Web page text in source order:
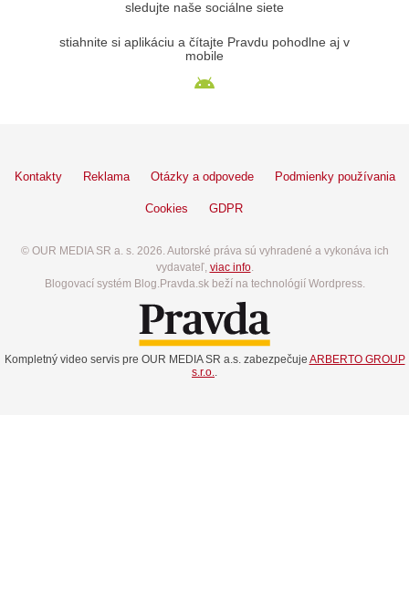
sledujte naše sociálne siete
stiahnite si aplikáciu a čítajte Pravdu pohodlne aj v
mobile
Kontakty Reklama Otázky a odpovede Podmienky používania
Cookies GDPR
© OUR MEDIA SR a. s. 2026. Autorské práva sú vyhradené a vykonáva ich
vydavateľ, viac info.
Blogovací systém Blog.Pravda.sk beží na technológií Wordpress.
Kompletný video servis pre OUR MEDIA SR a.s. zabezpečuje ARBERTO GROUP
s.r.o..